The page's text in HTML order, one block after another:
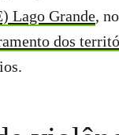
Lago Grande,
dos